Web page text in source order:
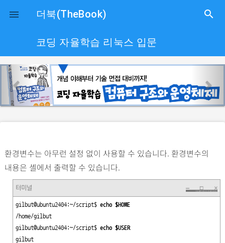
close
 더북(TheBook) search
코딩 자율학습 리눅스 입문
p
r
e
u
s
e
x
환경변수는 아무런 설정 없이 사용할 수 있습니다. 환경변수의
내용은 셸에서 출력할 수 있습니다.
터미널
gilbut@ubuntu2404:~/script$ echo $HOME
/home/gilbut
gilbut@ubuntu2404:~/script$ echo $USER
gilbut